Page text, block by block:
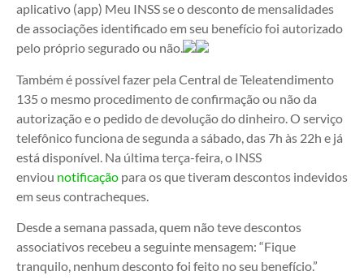
aplicativo (app) Meu INSS se o desconto de mensalidades
de associações identificado em seu benefício foi autorizado
pelo próprio segurado ou não.
Também é possível fazer pela Central de Teleatendimento
135 o mesmo procedimento de confirmação ou não da
autorização e o pedido de devolução do dinheiro. O serviço
telefônico funciona de segunda a sábado, das 7h às 22h e já
está disponível. Na última terça-feira, o INSS
enviou notificação para os que tiveram descontos indevidos
em seus contracheques.
Desde a semana passada, quem não teve descontos
associativos recebeu a seguinte mensagem: “Fique
tranquilo, nenhum desconto foi feito no seu benefício.”